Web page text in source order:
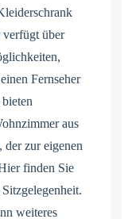
verfügt über
Fernseher
aus
der zur eigenen
finden Sie
weiteres